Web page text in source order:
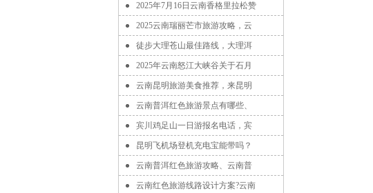
2025年7月16日云南香格里拉松赞
2025云南瑞丽芒市旅游攻略，云
徒步大理苍山最佳路线，大理洱
2025年云南怒江大峡谷关于石月
云南昆明旅游美食推荐，来昆明
云南普洱红色旅游景点有哪些、
宾川鸡足山一日游报名电话，宾
昆明飞机场登机充电宝能带吗？
云南普洱红色旅游攻略、云南普
云南红色旅游线路设计方案?云南